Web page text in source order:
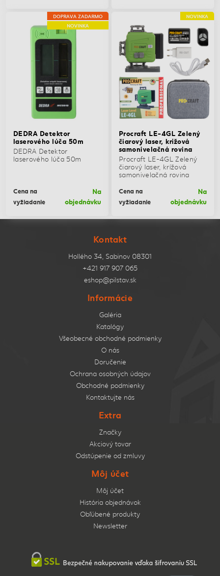
DOPRAVA ZADARMO
NOVINKA
DEDRA Detektor
laserového lúča 50m
DEDRA Detektor
laserového lúča 50m
Cena na
vyžiadanie
Na
objednávku
NOVINKA
Procraft LE-4GL Zelený
čiarový laser, krížová
samonivelačná rovina
Procraft LE-4GL Zelený
čiarový laser, krížová
samonivelačná rovina
Cena na
vyžiadanie
Na
objednávku
Kontakt
Hollého 34, Sabinov 08301
+421 917 907 065
eshop@pilstav.sk
Informácie
Galéria
Katalógy
Všeobecné obchodné podmienky
O nás
Doručenie
Ochrana osobných údajov
Obchodné podmienky
Kontaktujte nás
Extra
Značky
Akciový tovar
Odstúpenie od zmluvy
Môj účet
Môj účet
História objednávok
Obľúbené produkty
Newsletter